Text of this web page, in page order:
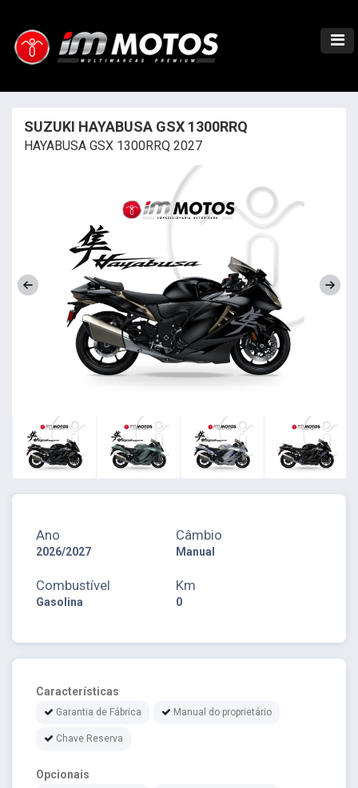
SUZUKI HAYABUSA GSX 1300RRQ
HAYABUSA GSX 1300RRQ 2027
Ano
2026/2027
Câmbio
Manual
Combustível
Gasolina
Km
0
Características
Garantia de Fábrica Manual do proprietário
Chave Reserva
Opcionais